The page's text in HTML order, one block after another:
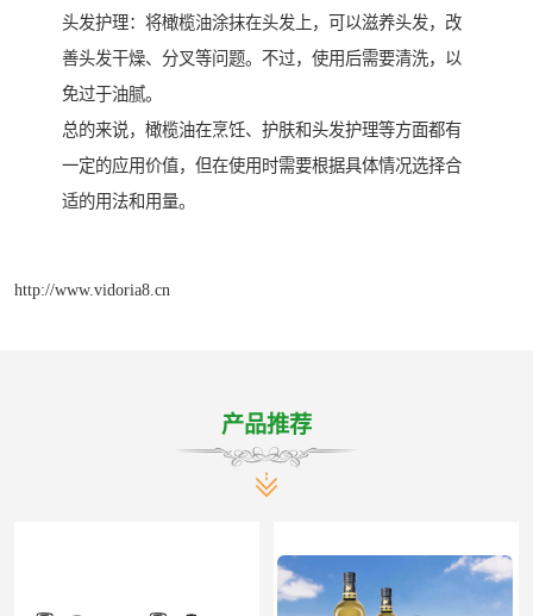
头发护理：将橄榄油涂抹在头发上，可以滋养头发，改
善头发干燥、分叉等问题。不过，使用后需要清洗，以
免过于油腻。
总的来说，橄榄油在烹饪、护肤和头发护理等方面都有
一定的应用价值，但在使用时需要根据具体情况选择合
适的用法和用量。
http://www.vidoria8.cn
产品推荐